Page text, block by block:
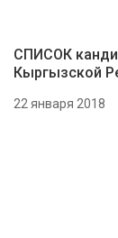
СПИСОК
Кыргызской
22 января 2018